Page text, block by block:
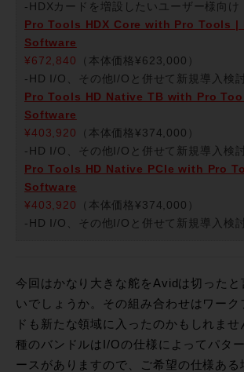
-HDXカードを増設したいユーザー様向け
Pro Tools HDX Core with Pro Tools |
Software
¥672,840
（本体価格¥623,000）
-HD I/O、その他I/Oと併せて新規導入検
Pro Tools HD Native TB with Pro
Software
¥403,920
（本体価格¥374,000）
-HD I/O、その他I/Oと併せて新規導入検
Pro Tools HD Native PCIe with Pro
Software
¥403,920
（本体価格¥374,000）
-HD I/O、その他I/Oと併せて新規導入検
今回はかなり大きな舵をAvidは切ったと
いでしょうか。その組み合わせはワーク
ドも新たな領域に入ったのかもしれま
種のバンドルはI/Oの仕様によってパタ
ースがありますので、ご希望の仕様ある